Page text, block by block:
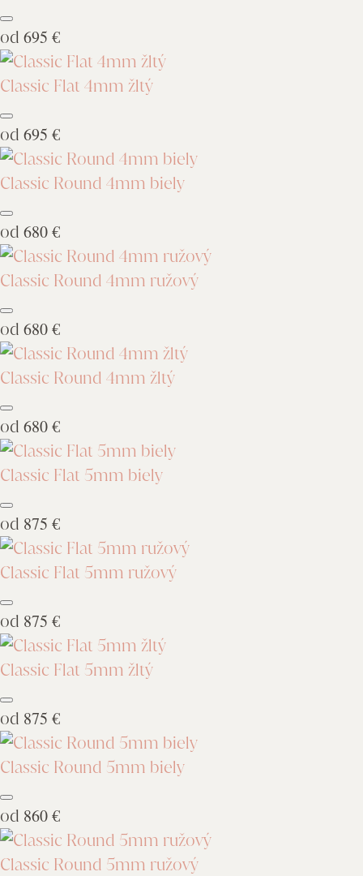
od 695 €
Classic Flat 4mm žltý
od 695 €
Classic Round 4mm biely
od 680 €
Classic Round 4mm ružový
od 680 €
Classic Round 4mm žltý
od 680 €
Classic Flat 5mm biely
od 875 €
Classic Flat 5mm ružový
od 875 €
Classic Flat 5mm žltý
od 875 €
Classic Round 5mm biely
od 860 €
Classic Round 5mm ružový